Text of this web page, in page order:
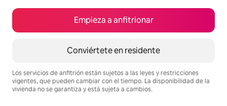
Empieza a anfitrionar
Conviértete en residente
Los servicios de anfitrión están sujetos a las leyes y restricciones
vigentes, que pueden cambiar con el tiempo. La disponibilidad de la
vivienda no se garantiza y está sujeta a cambios.